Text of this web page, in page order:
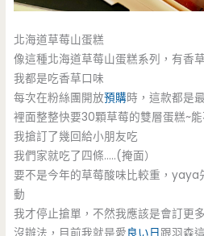
北海道草莓山蛋糕
像這種北海道草莓山蛋糕系列，有香
我都是吃香草口味
每次在粉絲團開放預購時，這款都是
裡面整整快要30顆草莓的雙層蛋糕~
我搶訂了幾回給小朋友吃
我們家就吃了四條…..(掩面）
要不是今年的草莓酸味比較重，yaya
動
我才停止搶單，不然我應該是會訂更